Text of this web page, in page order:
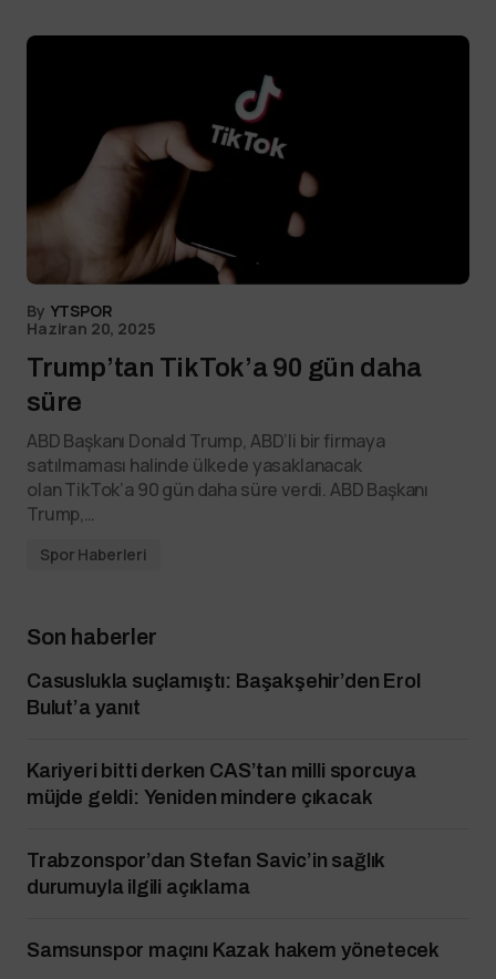
By YTSPOR
Haziran 20, 2025
Trump’tan TikTok’a 90 gün daha
süre
ABD Başkanı Donald Trump, ABD’li bir firmaya
satılmaması halinde ülkede yasaklanacak
olan TikTok’a 90 gün daha süre verdi. ABD Başkanı
Trump,…
Spor Haberleri
Son haberler
Casuslukla suçlamıştı: Başakşehir’den Erol
Bulut’a yanıt
Kariyeri bitti derken CAS’tan milli sporcuya
müjde geldi: Yeniden mindere çıkacak
Trabzonspor’dan Stefan Savic’in sağlık
durumuyla ilgili açıklama
Samsunspor maçını Kazak hakem yönetecek